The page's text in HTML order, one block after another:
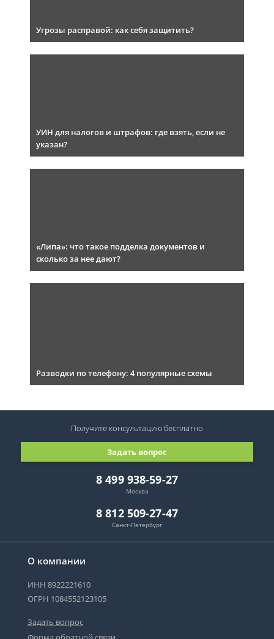
Угрозы расправой: как себя защитить?
УИН для налогов и штрафов: где взять, если не
указан?
«Липа»: что такое подделка документов и
сколько за нее дают?
Разводки по телефону: 4 популярные схемы
О компании
ИНН 8922221610
ОГРН 1084552123105
Задать вопрос
8 499 938-59-27
Москва
8 812 509-27-47
Санкт-Петербург
Задать вопрос
Получите консультациюбесплатно